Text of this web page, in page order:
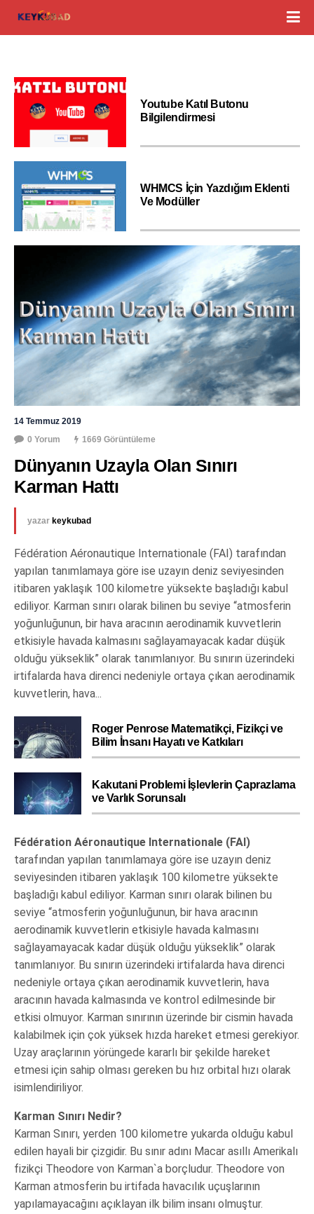
Youtube Katıl Butonu
Bilgilendirmesi
WHMCS İçin Yazdığım Eklenti
Ve Modüller
14 Temmuz 2019
0 Yorum
1669 Görüntüleme
Dünyanın Uzayla Olan Sınırı
Karman Hattı
yazar keykubad
Fédération Aéronautique Internationale (FAI) tarafından
yapılan tanımlamaya göre ise uzayın deniz seviyesinden
itibaren yaklaşık 100 kilometre yüksekte başladığı kabul
ediliyor. Karman sınırı olarak bilinen bu seviye “atmosferin
yoğunluğunun, bir hava aracının aerodinamik kuvvetlerin
etkisiyle havada kalmasını sağlayamayacak kadar düşük
olduğu yükseklik” olarak tanımlanıyor. Bu sınırın üzerindeki
irtifalarda hava direnci nedeniyle ortaya çıkan aerodinamik
kuvvetlerin, hava...
Roger Penrose Matematikçi, Fizikçi ve
Bilim İnsanı Hayatı ve Katkıları
Kakutani Problemi İşlevlerin Çaprazlama
ve Varlık Sorunsalı
Fédération Aéronautique Internationale (FAI)
tarafından yapılan tanımlamaya göre ise uzayın deniz
seviyesinden itibaren yaklaşık 100 kilometre yüksekte
başladığı kabul ediliyor. Karman sınırı olarak bilinen bu
seviye “atmosferin yoğunluğunun, bir hava aracının
aerodinamik kuvvetlerin etkisiyle havada kalmasını
sağlayamayacak kadar düşük olduğu yükseklik” olarak
tanımlanıyor. Bu sınırın üzerindeki irtifalarda hava direnci
nedeniyle ortaya çıkan aerodinamik kuvvetlerin, hava
aracının havada kalmasında ve kontrol edilmesinde bir
etkisi olmuyor. Karman sınırının üzerinde bir cismin havada
kalabilmek için çok yüksek hızda hareket etmesi gerekiyor.
Uzay araçlarının yörüngede kararlı bir şekilde hareket
etmesi için sahip olması gereken bu hız orbital hızı olarak
isimlendiriliyor.
Karman Sınırı Nedir?
Karman Sınırı, yerden 100 kilometre yukarda olduğu kabul
edilen hayali bir çizgidir. Bu sınır adını Macar asıllı Amerikalı
fizikçi Theodore von Karman`a borçludur. Theodore von
Karman atmosferin bu irtifada havacılık uçuşlarının
yapılamayacağını açıklayan ilk bilim insanı olmuştur.